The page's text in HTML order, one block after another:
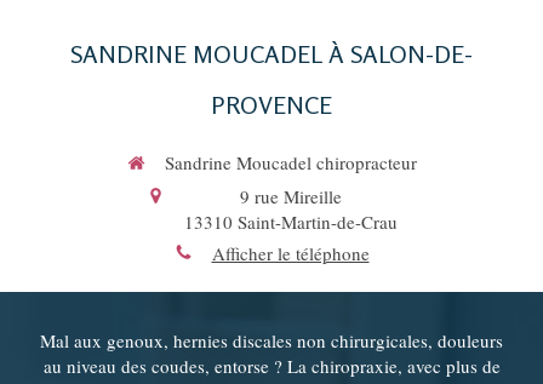
SANDRINE MOUCADEL À SALON-DE-
PROVENCE
Sandrine Moucadel chiropracteur
9 rue Mireille
13310 Saint-Martin-de-Crau
Afficher le téléphone
Mal aux genoux, hernies discales non chirurgicales, douleurs
au niveau des coudes, entorse ? La chiropraxie, avec plus de